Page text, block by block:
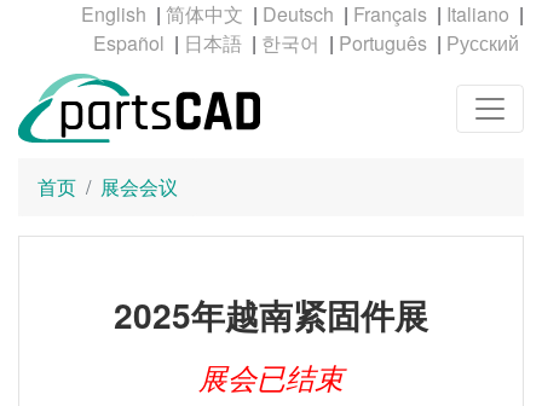
| | | |
|
|
| | |
首页 展会会议
2025年越南紧固件展
展会已结束